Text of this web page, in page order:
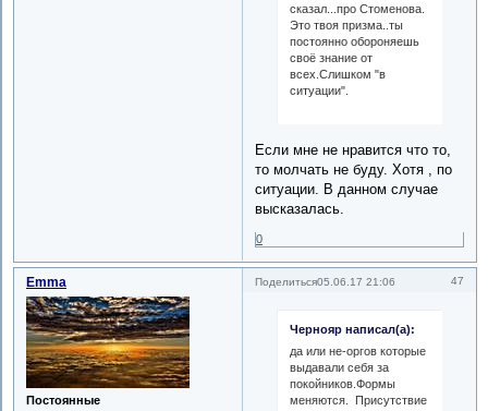
сказал...про Стоменова.
Это твоя призма..ты
постоянно обороняешь
своё знание от
всех.Слишком "в
ситуации".
Если мне не нравится что то,
то молчать не буду. Хотя , по
ситуации. В данном случае
высказалась.
0
Поделиться 47
05.06.17 21:06
Emma
Постоянные
Чернояр написал(а):
да или не-оргов которые
выдавали себя за
покойников.Формы
меняются. Присутствие